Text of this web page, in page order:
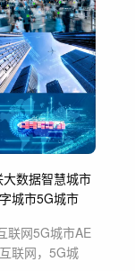
大数据智慧城市
城市5G城市
联网5G城市AE
联网，5G城